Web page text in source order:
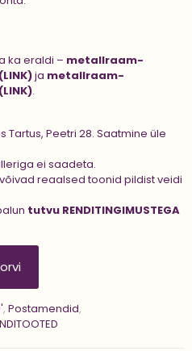
ka eraldi – metallraam-
ja metallraam-
.
Peetri 28. Saatmine üle
ei saadeta.
reaalsed toonid pildist veidi
tutvu RENDITINGIMUSTEGA
, Postamendid,